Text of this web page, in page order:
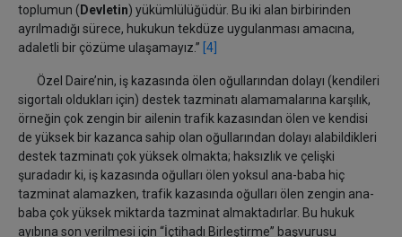
toplumun ( Devletin) yükümlülüğüdür. Bu iki alan birbirinden
ayrılmadığı sürece, hukukun tekdüze uygulanması amacına,
adaletli bir çözüme ulaşamayız.” [4]
Özel Daire’nin, iş kazasında ölen oğullarından dolayı (kendileri
sigortalı oldukları için) destek tazminatı alamamalarına karşılık,
örneğin çok zengin bir ailenin trafik kazasından ölen ve kendisi
de yüksek bir kazanca sahip olan oğullarından dolayı alabildikleri
destek tazminatı çok yüksek olmakta; haksızlık ve çelişki
şuradadır ki, iş kazasında oğulları ölen yoksul ana-baba hiç
tazminat alamazken, trafik kazasında oğulları ölen zengin ana-
baba çok yüksek miktarda tazminat almaktadırlar. Bu hukuk
ayıbına son verilmesi için “İçtihadı Birleştirme” başvurusu